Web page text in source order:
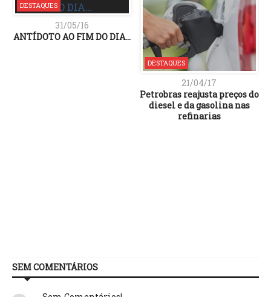
DESTAQUES
31/05/16
ANTÍDOTO AO FIM DO DIA…
DESTAQUES
21/04/17
Petrobras reajusta preços do
diesel e da gasolina nas
refinarias
SEM COMENTÁRIOS